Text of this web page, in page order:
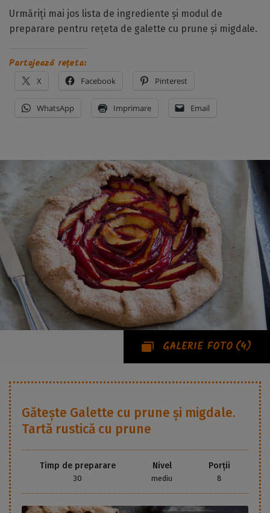
Urmăriți mai jos lista de ingrediente și modul de
preparare pentru rețeta de galette cu prune și migdale.
Partajează rețeta:
X Facebook Pinterest
WhatsApp Imprimare Email
GALERIE FOTO (4)
Gătește Galette cu prune și migdale.
Tartă rustică cu prune
Timp de preparare
30
Nivel
mediu
Porții
8